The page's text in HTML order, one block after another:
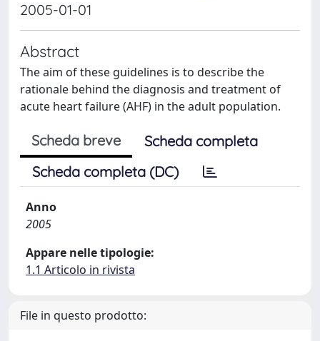
2005-01-01
Abstract
The aim of these guidelines is to describe the
rationale behind the diagnosis and treatment of
acute heart failure (AHF) in the adult population.
Scheda breve
Scheda completa
Scheda completa (DC)
Anno
2005
Appare nelle tipologie:
1.1 Articolo in rivista
File in questo prodotto: